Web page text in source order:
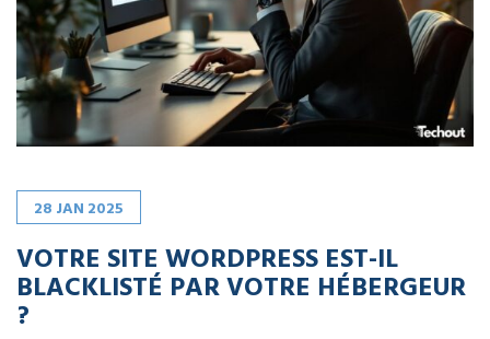
28 JAN 2025
VOTRE SITE WORDPRESS EST-IL
BLACKLISTÉ PAR VOTRE HÉBERGEUR
?